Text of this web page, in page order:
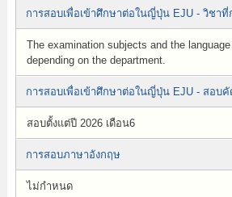
การสอบเพื่อเข้าศึกษาต่อในญี่ปุ่น EJU - วิชา
The examination subjects and the
depending on the department.
การสอบเพื่อเข้าศึกษาต่อในญี่ปุ่น EJU - สอบคั
สอบตั้งแต่ปี 2026 เดือน6
การสอบภาษาอังกฤษ
ไม่กำหนด